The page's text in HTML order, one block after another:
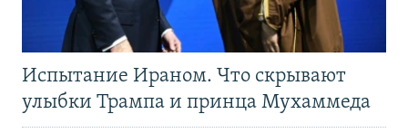
Испытание Ираном. Что скрывают
улыбки Трампа и принца Мухаммеда